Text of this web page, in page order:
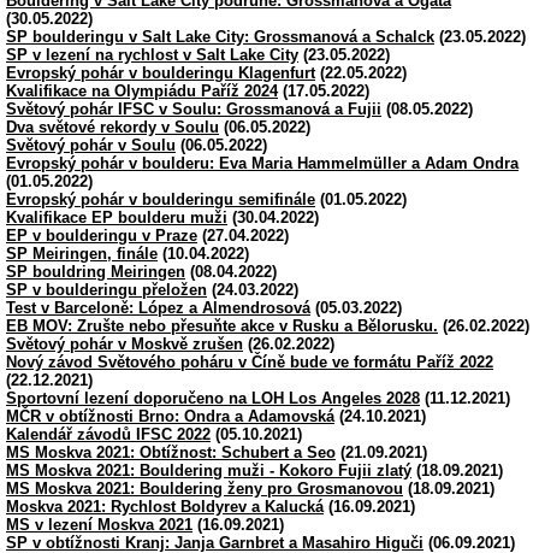
(30.05.2022)
SP boulderingu v Salt Lake City: Grossmanová a Schalck (23.05.2022)
SP v lezení na rychlost v Salt Lake City (23.05.2022)
Evropský pohár v boulderingu Klagenfurt(22.05.2022)
Kvalifikace na Olympiádu Paříž 2024(17.05.2022)
Světový pohár IFSC v Soulu: Grossmanová a Fujii (08.05.2022)
Dva světové rekordy v Soulu (06.05.2022)
Světový pohár v Soulu (06.05.2022)
Evropský pohár v boulderu: Eva Maria Hammelmüller a Adam Ondra
(01.05.2022)
Evropský pohár v boulderingu semifinále (01.05.2022)
Kvalifikace EP boulderu muži (30.04.2022)
EP v boulderingu v Praze (27.04.2022)
SP Meiringen, finále (10.04.2022)
SP bouldring Meiringen (08.04.2022)
SP v boulderingu přeložen (24.03.2022)
Test v Barceloně: López a Almendrosová (05.03.2022)
EB MOV: Zrušte nebo přesuňte akce v Rusku a Bělorusku. (26.02.2022)
Světový pohár v Moskvě zrušen (26.02.2022)
Nový závod Světového poháru v Číně bude ve formátu Paříž 2022
(22.12.2021)
Sportovní lezení doporučeno na LOH Los Angeles 2028 (11.12.2021)
MČR v obtížnosti Brno: Ondra a Adamovská (24.10.2021)
Kalendář závodů IFSC 2022 (05.10.2021)
MS Moskva 2021: Obtížnost: Schubert a Seo (21.09.2021)
MS Moskva 2021: Bouldering muži - Kokoro Fujii zlatý (18.09.2021)
MS Moskva 2021: Bouldering ženy pro Grosmanovou (18.09.2021)
Moskva 2021: Rychlost Boldyrev a Kalucká (16.09.2021)
MS v lezení Moskva 2021 (16.09.2021)
SP v obtížnosti Kranj: Janja Garnbret a Masahiro Higuči (06.09.2021)